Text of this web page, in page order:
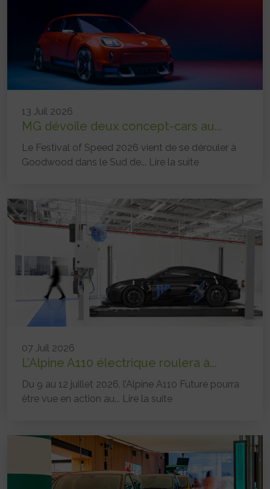
13 Juil 2026
MG dévoile deux concept-cars au...
Le Festival of Speed 2026 vient de se dérouler à
Goodwood dans le Sud de... Lire la suite
07 Juil 2026
L’Alpine A110 électrique roulera à...
Du 9 au 12 juillet 2026, l’Alpine A110 Future pourra
être vue en action au... Lire la suite